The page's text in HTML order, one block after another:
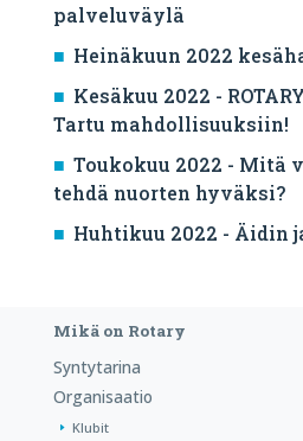
palveluväylä
Heinäkuun 2022
Kesäkuu 2022 -
Tartu mahdollisuuksiin!
Toukokuu 2022 - Mitä
tehdä nuorten hyväksi?
Huhtikuu 2022 - Äidin
Mikä on Rotary
Syntytarina
Organisaatio
Klubit